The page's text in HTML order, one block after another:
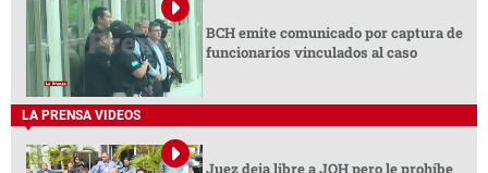
BCH emite comunicado por captura de
funcionarios vinculados al caso
LA PRENSA VIDEOS
Juez deja libre a JOH pero le prohíbe